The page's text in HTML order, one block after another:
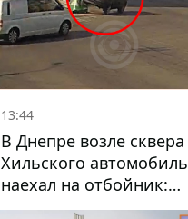
13:44
В Днепре возле сквера
Хильского автомобиль
наехал на отбойник:
момент происшествия